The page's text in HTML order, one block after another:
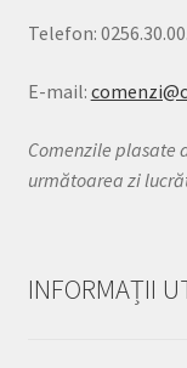
Telefon:
E-mail:
Comenzile plasate
următoarea zi
INFORMAȚII